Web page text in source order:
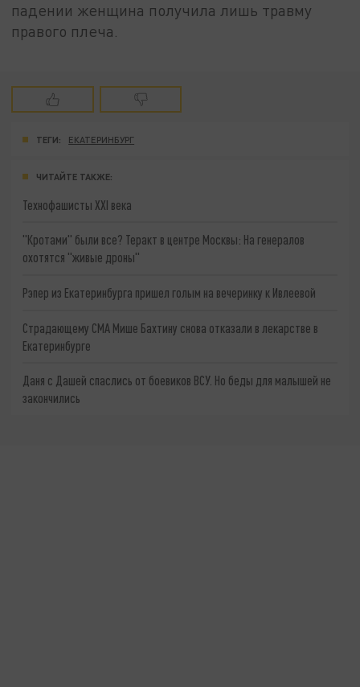
падении женщина получила лишь травму
правого плеча.
ТЕГИ: ЕКАТЕРИНБУРГ
ЧИТАЙТЕ ТАКЖЕ:
Технофашисты XXI века
"Кротами" были все? Теракт в центре Москвы: На генералов
охотятся "живые дроны"
Рэпер из Екатеринбурга пришел голым на вечеринку к Ивлеевой
Страдающему СМА Мише Бахтину снова отказали в лекарстве в
Екатеринбурге
Даня с Дашей спаслись от боевиков ВСУ. Но беды для малышей не
закончились